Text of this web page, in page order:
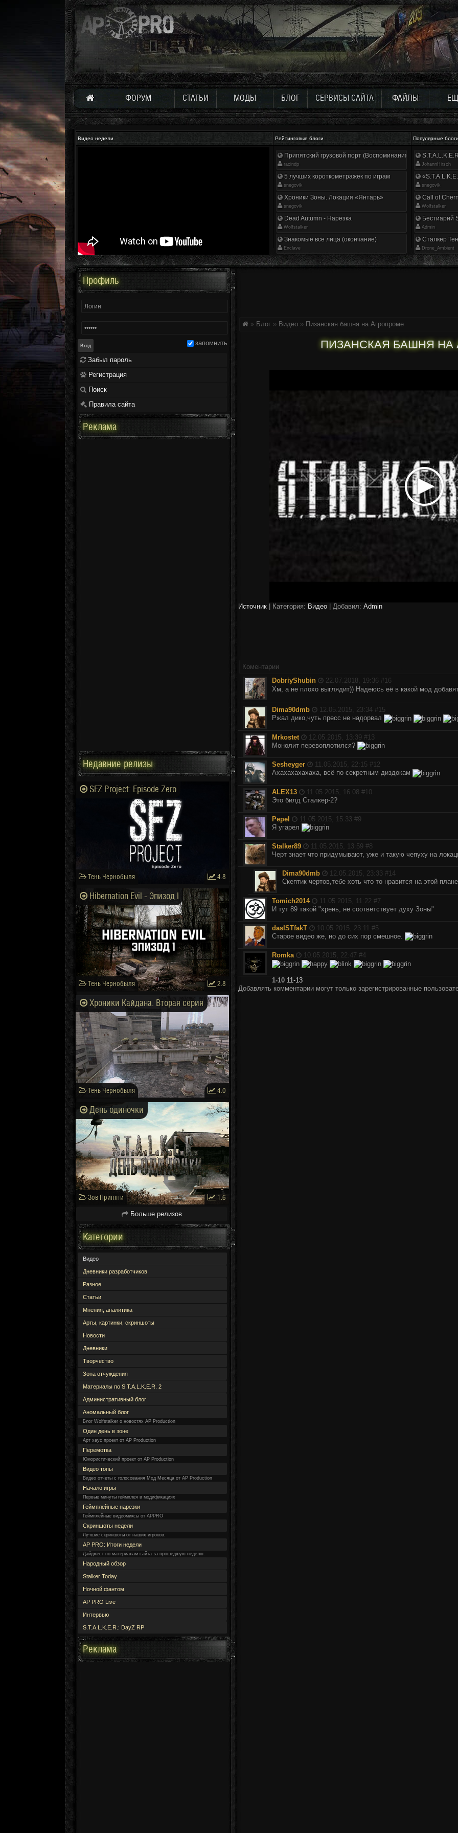
ФОРУМ СТАТЬИ МОДЫ БЛОГ СЕРВИСЫ САЙТА ФАЙЛЫ
Видео недели Рейтинговые блоги Популярные
Припятский грузовой порт (Воспоминания ликвидатора)
racindp
5 лучших короткометражек по играм
snegovik
Хроники Зоны. Локация «Янтарь»
snegovik
Dead Autumn - Нарезка
Wolfstalker
Знакомые все лица (окончание)
Enclave
JohannHirsch
snegovik
Call of
Wolfstalker
Бестиарий
Аdmin
Сталкер
Drone_Ambient
» Блог » Видео » Пизанская башня на Агропроме
ПИЗАНСКАЯ БАШНЯ НА
Источник Категория: Видео | Добавил: Аdmin
Коментарии
DobriyShubin
22.07.2018, 19:36 #16
Хм, а не плохо выглядит)) Надеюсь её в какой мод
Dima90dmb 12.05.2015, 23:34 #15
Ржал дико,чуть пресс не надорвал
Mrkostet 12.05.2015, 13:39 #13
Монолит перевоплотился?
Sesheyger 11.05.2015, 22:15 #12
Ахахахахахаха, всё по секретным диздокам
ALEX13 11.05.2015, 16:08 #10
Это билд Сталкер-2?
Pepel 11.05.2015, 15:33 #9
Я угарел
Stalker89 11.05.2015, 13:59 #8
Черт знает что придумывают, уже и такую чепуху на
Dima90dmb 12.05.2015, 23:33 #14
Скептик чертов,тебе хоть что то нравится на этой
Tomich2014 11.05.2015, 11:22 #7
И тут 89 такой "хрень, не соответствует духу Зоны"
dasISTfakT 10.05.2015, 23:11 #5
Старое видео же, но до сих пор смешное.
Romka 10.05.2015, 22:47 #4
1-10 11-13
Добавлять комментарии могут только зарегистрированные
Профиль
запомнить
Забыл пароль
Регистрация
Поиск
Правила сайта
Реклама
Недавние релизы
SFZ Project: Episode Zero
Тень Чернобыля 4.8
Hibernation Evil - Эпизод I
Тень Чернобыля 2.8
Хроники Кайдана. Вторая серия
Тень Чернобыля 4.0
День одиночки
Зов Припяти 1.6
Больше релизов
Категории
Видео
Дневники разработчиков
Разное
Статьи
Мнения, аналитика
Арты, картинки, скриншоты
Новости
Дневники
Творчество
Зона отчуждения
Материалы по S.T.A.L.K.E.R. 2
Административный блог
Аномальный блог
Блог Wolfstalker о новостях AP Production
Один день в зоне
Арт хаус проект от AP Production
Перемотка
Юмористический проект от AP Production
Видео топы
Видео отчеты с голосования Мод Месяца от AP Production
Начало игры
Первые минуты геймплея в модификациях
Геймплейные нарезки
Геймплейные видеомиксы от APPRO
Скриншоты недели
Лучшие скриншоты от наших игроков.
AP PRO: Итоги недели
Дайджест по материалам сайта за прошедшую неделю.
Народный обзор
Stalker Today
Ночной фантом
AP PRO Live
Интервью
S.T.A.L.K.E.R.: DayZ RP
Реклама